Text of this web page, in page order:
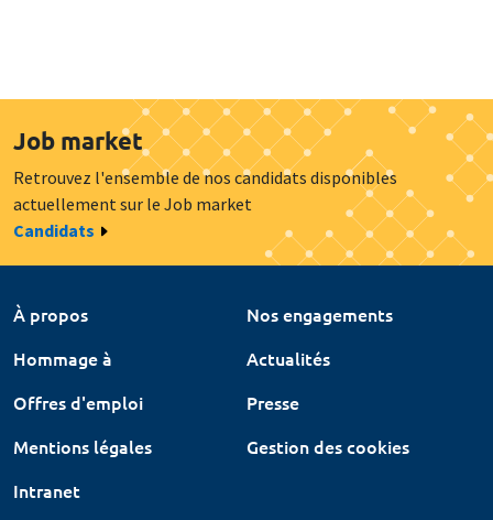
Job market
Retrouvez l'ensemble de nos candidats disponibles
actuellement sur le Job market
Candidats
À propos
Nos engagements
Hommage à
Actualités
Offres d'emploi
Presse
Mentions légales
Gestion des cookies
Intranet